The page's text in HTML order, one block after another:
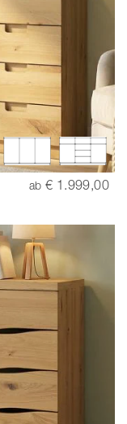
ab € 1.999,00